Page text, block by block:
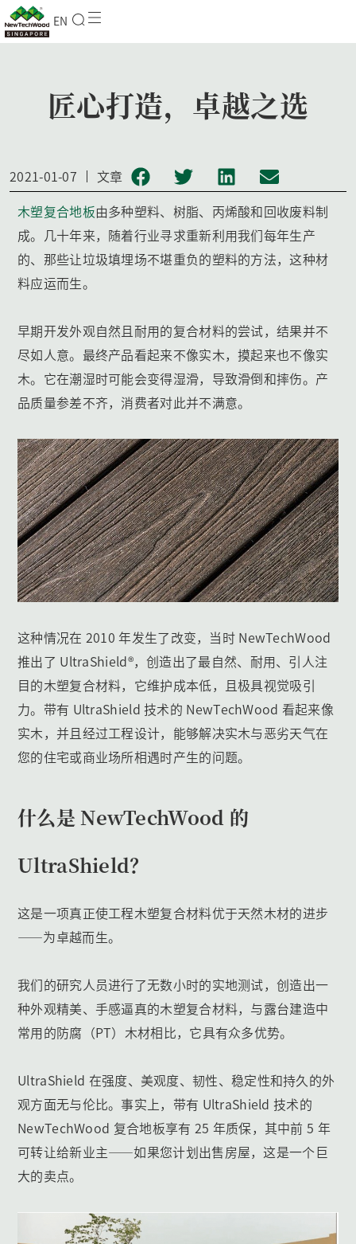
EN
匠心打造，卓越之选
2021-01-07 文章
木塑复合地板由多种塑料、树脂、丙烯酸和回收废料制
成。几十年来，随着行业寻求重新利用我们每年生产
的、那些让垃圾填埋场不堪重负的塑料的方法，这种材
料应运而生。
早期开发外观自然且耐用的复合材料的尝试，结果并不
尽如人意。最终产品看起来不像实木，摸起来也不像实
木。它在潮湿时可能会变得湿滑，导致滑倒和摔伤。产
品质量参差不齐，消费者对此并不满意。
这种情况在 2010 年发生了改变，当时 NewTechWood
推出了 UltraShield®，创造出了最自然、耐用、引人注
目的木塑复合材料，它维护成本低，且极具视觉吸引
力。带有 UltraShield 技术的 NewTechWood 看起来像
实木，并且经过工程设计，能够解决实木与恶劣天气在
您的住宅或商业场所相遇时产生的问题。
什么是 NewTechWood 的
UltraShield？
这是一项真正使工程木塑复合材料优于天然木材的进步
——为卓越而生。
我们的研究人员进行了无数小时的实地测试，创造出一
种外观精美、手感逼真的木塑复合材料，与露台建造中
常用的防腐（PT）木材相比，它具有众多优势。
UltraShield 在强度、美观度、韧性、稳定性和持久的外
观方面无与伦比。事实上，带有 UltraShield 技术的
NewTechWood 复合地板享有 25 年质保，其中前 5 年
可转让给新业主——如果您计划出售房屋，这是一个巨
大的卖点。